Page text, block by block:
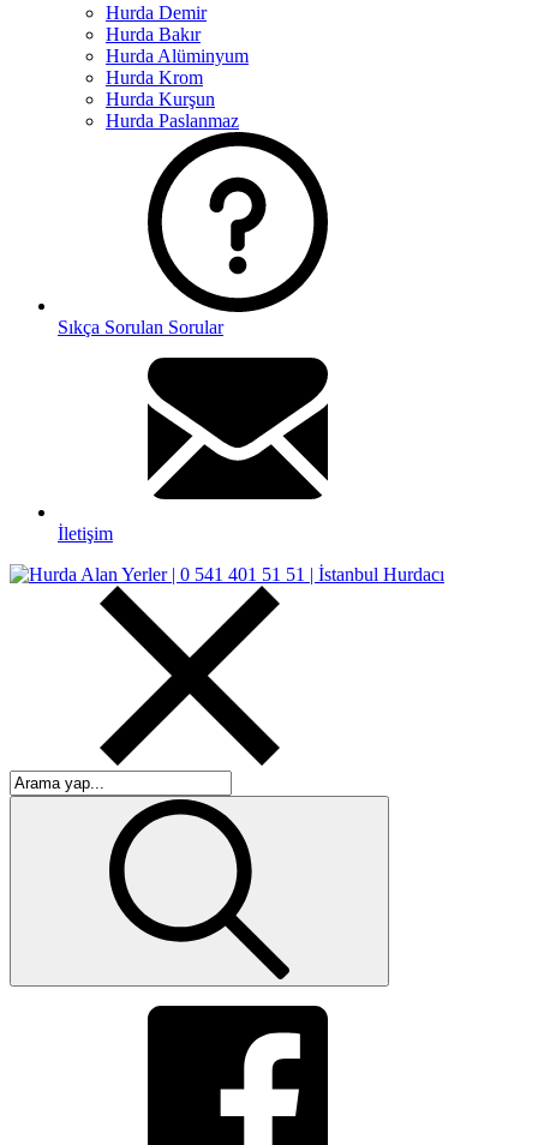
Hurda Demir
Hurda Bakır
Hurda Alüminyum
Hurda Krom
Hurda Kurşun
Hurda Paslanmaz
Sıkça Sorulan Sorular
İletişim